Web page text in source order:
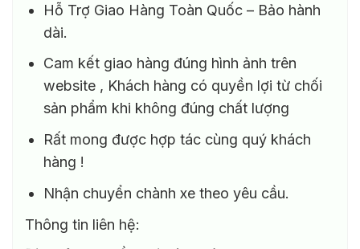
Hỗ Trợ Giao Hàng Toàn Quốc – Bảo hành
dài.
Cam kết giao hàng đúng hình ảnh trên
website , Khách hàng có quyền lợi từ chối
sản phẩm khi không đúng chất lượng
Rất mong được hợp tác cùng quý khách
hàng !
Nhận chuyển chành xe theo yêu cầu.
Thông tin liên hệ: